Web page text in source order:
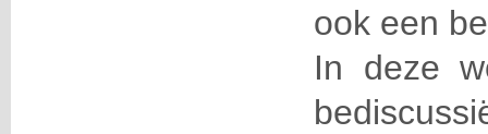
ook een
In deze